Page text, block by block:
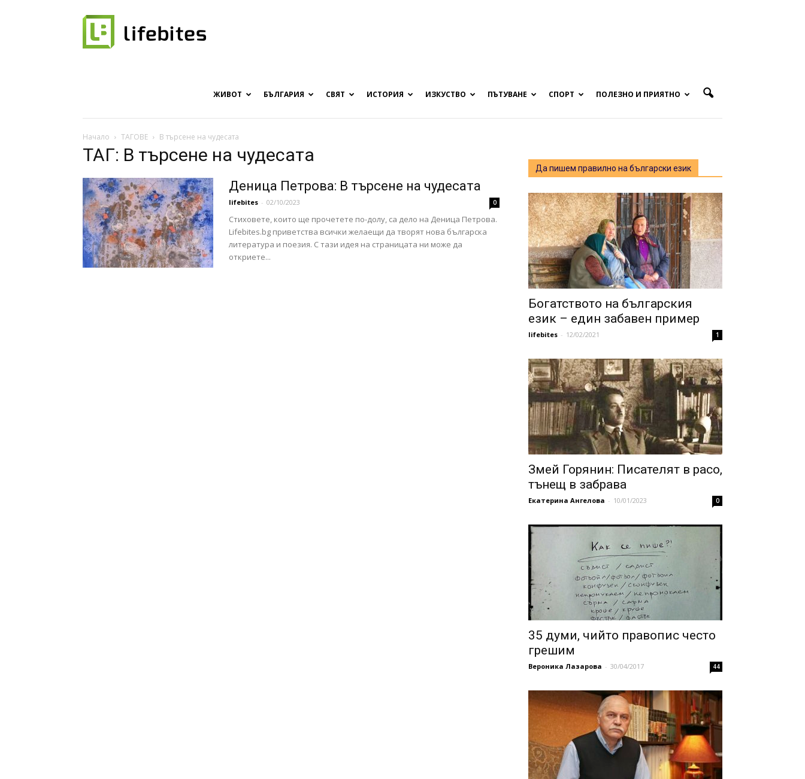
списание
за
хапки
ЖИВОТ БЪЛГАРИЯ СВЯТ ИСТОРИЯ ИЗКУСТВО ПЪТУВАНЕ СПОРТ ПОЛЕЗНО И ПРИЯТНО
Начало ТАГОВЕ В търсене на чудесата
ТАГ: В търсене на чудесата
Деница Петрова: В търсене на чудесата
lifebites - 02/10/2023 0
Стиховете, които ще прочетете по-долу, са дело на Деница Петрова.
Lifebites.bg приветства всички желаещи да творят нова българска
литература и поезия. С тази идея на страницата ни може да
откриете...
Да пишем правилно на български език
Богатството на българския
език – един забавен пример
lifebites - 12/02/2021 1
Змей Горянин: Писателят в расо,
тънещ в забрава
Екатерина Ангелова - 10/01/2023 0
35 думи, чийто правопис често
грешим
Вероника Лазарова - 30/04/2017 44